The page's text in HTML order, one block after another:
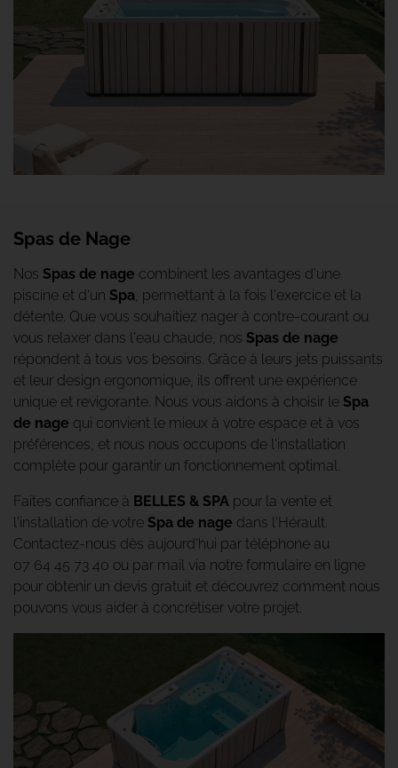
Spas de Nage
Nos Spas de nage combinent les avantages d'une
piscine et d'un Spa, permettant à la fois l'exercice et la
détente. Que vous souhaitiez nager à contre-courant ou
vous relaxer dans l'eau chaude, nos Spas de nage
répondent à tous vos besoins. Grâce à leurs jets puissants
et leur design ergonomique, ils offrent une expérience
unique et revigorante. Nous vous aidons à choisir le Spa
de nage qui convient le mieux à votre espace et à vos
préférences, et nous nous occupons de l'installation
complète pour garantir un fonctionnement optimal.
Faites confiance à BELLES & SPA pour la vente et
l'installation de votre Spa de nage dans l'Hérault.
Contactez-nous dès aujourd'hui par téléphone au
07 64 45 73 40 ou par mail via notre formulaire en ligne
pour obtenir un devis gratuit et découvrez comment nous
pouvons vous aider à concrétiser votre projet.